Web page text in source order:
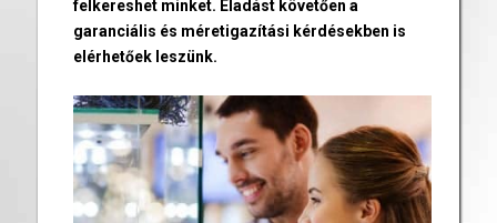
felkereshet minket. Eladást követően a
garanciális és méretigazítási kérdésekben is
elérhetőek leszünk.